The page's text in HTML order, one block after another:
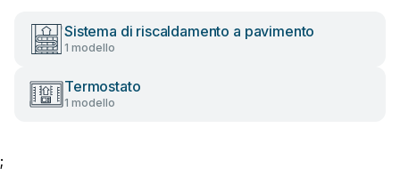
Sistema di riscaldamento a pavimento
1 modello
Termostato
1 modello
;